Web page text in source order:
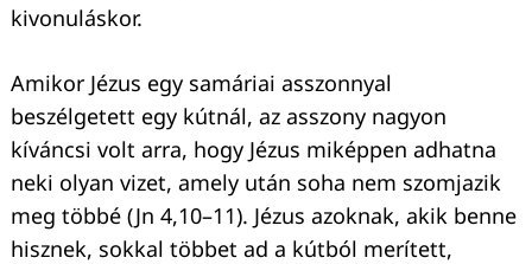
kivonuláskor.
Amikor Jézus egy samáriai asszonnyal
beszélgetett egy kútnál, az asszony nagyon
kíváncsi volt arra, hogy Jézus miképpen adhatna
neki olyan vizet, amely után soha nem szomjazik
meg többé (Jn 4,10–11). Jézus azoknak, akik benne
hisznek, sokkal többet ad a kútból merített,